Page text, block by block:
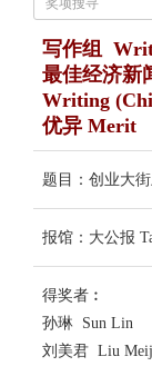
写作组
最佳经济新
Writing
优异 Merit
题目：创业大
报馆：大公报
得奖者︰
孙琳 Sun Lin
刘美君 Liu